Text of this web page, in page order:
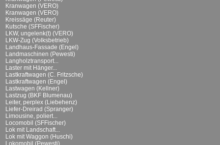
Kranwagen (VERO)
Kranwagen (VERO)
Kreissäge (Reuter)
Kutsche (SFFischer)
LKW, ungelenk(t) (VERO)
LKW-Zug (Volksbetrieb)
Landhaus-Fassade (Engel)
Landmaschinen (Pewesti)
Langholztransport...
Laster mit Hänger...
Lastkraftwagen (C. Fritzsche)
Lastkraftwagen (Engel)
Lastwagen (Kellner)
Lastzug (BKF Blumenau)
Leiter, perplex (Liebehenz)
Liefer-Dreirad (Spranger)
Limousine, poliert...
Locomobil (SFFischer)
Lok mit Landschaft...
Lok mit Waggon (Huschi)
Lokomobil (Pewesti)